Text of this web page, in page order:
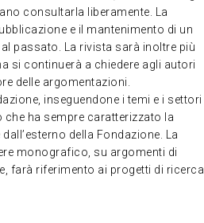
consultarla liberamente. La
e il mantenimento di un
passato. La rivista sarà inoltre più
si continuerà a chiedere agli autori
delle argomentazioni.
inseguendone i temi e i settori
ha sempre caratterizzato la
della Fondazione. La
monografico, su argomenti di
farà riferimento ai progetti di ricerca